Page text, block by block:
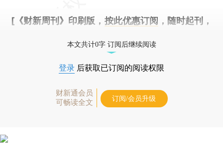
[《财新周刊》印刷版， 按此优惠订阅 ，随时起刊，
本文共计0字 订阅后继续阅读
登录 后获取已订阅的阅读权限
财新通会员
可畅读全文
订阅/会员升级